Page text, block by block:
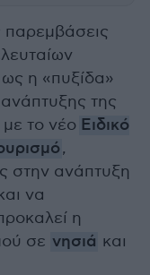
παρεμβάσεις
η «πυξίδα»
ανάπτυξης της
το νέο Ειδικό
,
στην ανάπτυξη
να
η
σε νησιά και